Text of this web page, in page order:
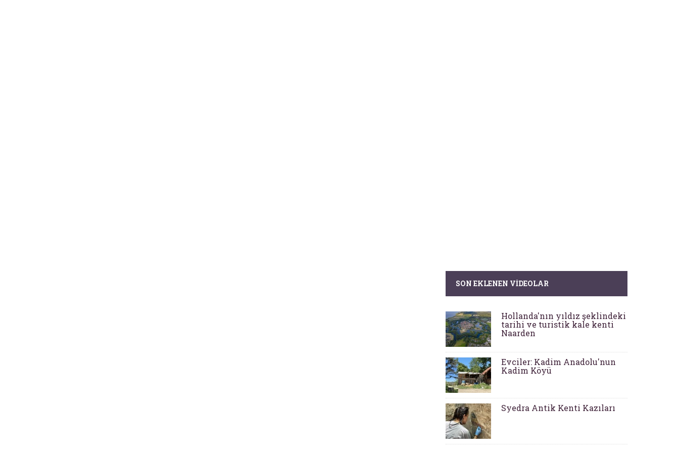
SON EKLENEN VIDEOLAR
Hollanda'nın yıldız şeklindeki
tarihi ve turistik kale kenti
Naarden
Evciler: Kadim Anadolu'nun
Kadim Köyü
Syedra Antik Kenti Kazıları